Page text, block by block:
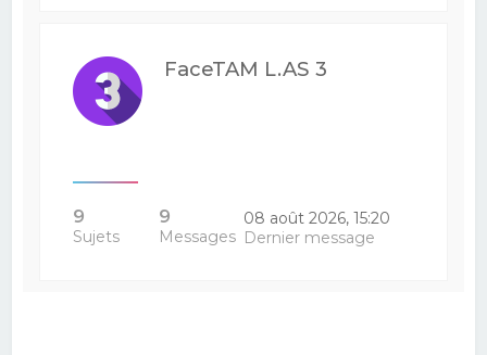
FaceTAM L.AS 3
9
Sujets
9
Messages
08 août 2026, 15:20
Dernier message